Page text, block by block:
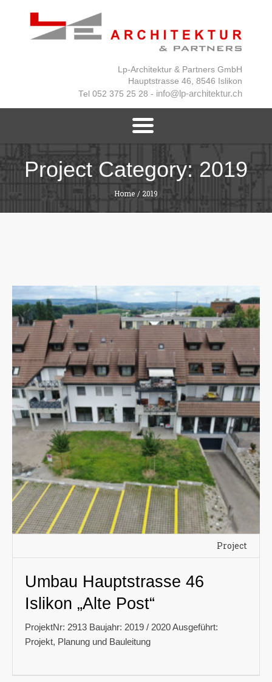
Lp-Architektur & Partners GmbH
Hauptstrasse 46, 8546 Islikon
Tel 052 375 25 28 - info@lp-architektur.ch
Project Category:2019
Home / 2019
Project
Umbau Hauptstrasse 46
Islikon „Alte Post“
ProjektNr: 2913 Baujahr: 2019 / 2020 Ausgeführt:
Projekt, Planung und Bauleitung